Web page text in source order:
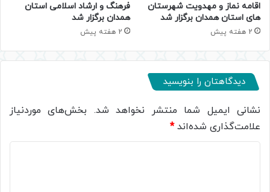
اقامه نماز و مهدویت شهرستان
های استان همدان برگزار شد
2 هفته پیش
فرهنگ و ارشاد اسلامی استان
همدان برگزار شد
2 هفته پیش
دیدگاهتان را بنویسید
نشانی ایمیل شما منتشر نخواهد شد. بخش‌های موردنیاز
علامت‌گذاری شده‌اند*